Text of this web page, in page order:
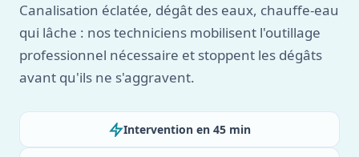
Canalisation éclatée, dégât des eaux, chauffe-eau
qui lâche : nos techniciens mobilisent l'outillage
professionnel nécessaire et stoppent les dégâts
avant qu'ils ne s'aggravent.
Intervention en 45 min